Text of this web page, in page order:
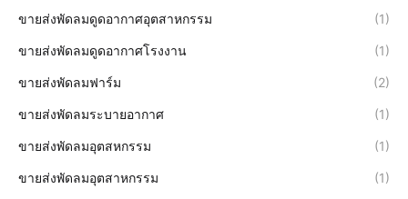
ขายส่งพัดลมดูดอากาศอุตสาหกรรม (1)
ขายส่งพัดลมดูดอากาศโรงงาน (1)
ขายส่งพัดลมฟาร์ม (2)
ขายส่งพัดลมระบายอากาศ (1)
ขายส่งพัดลมอุตสหกรรม (1)
ขายส่งพัดลมอุตสาหกรรม (1)